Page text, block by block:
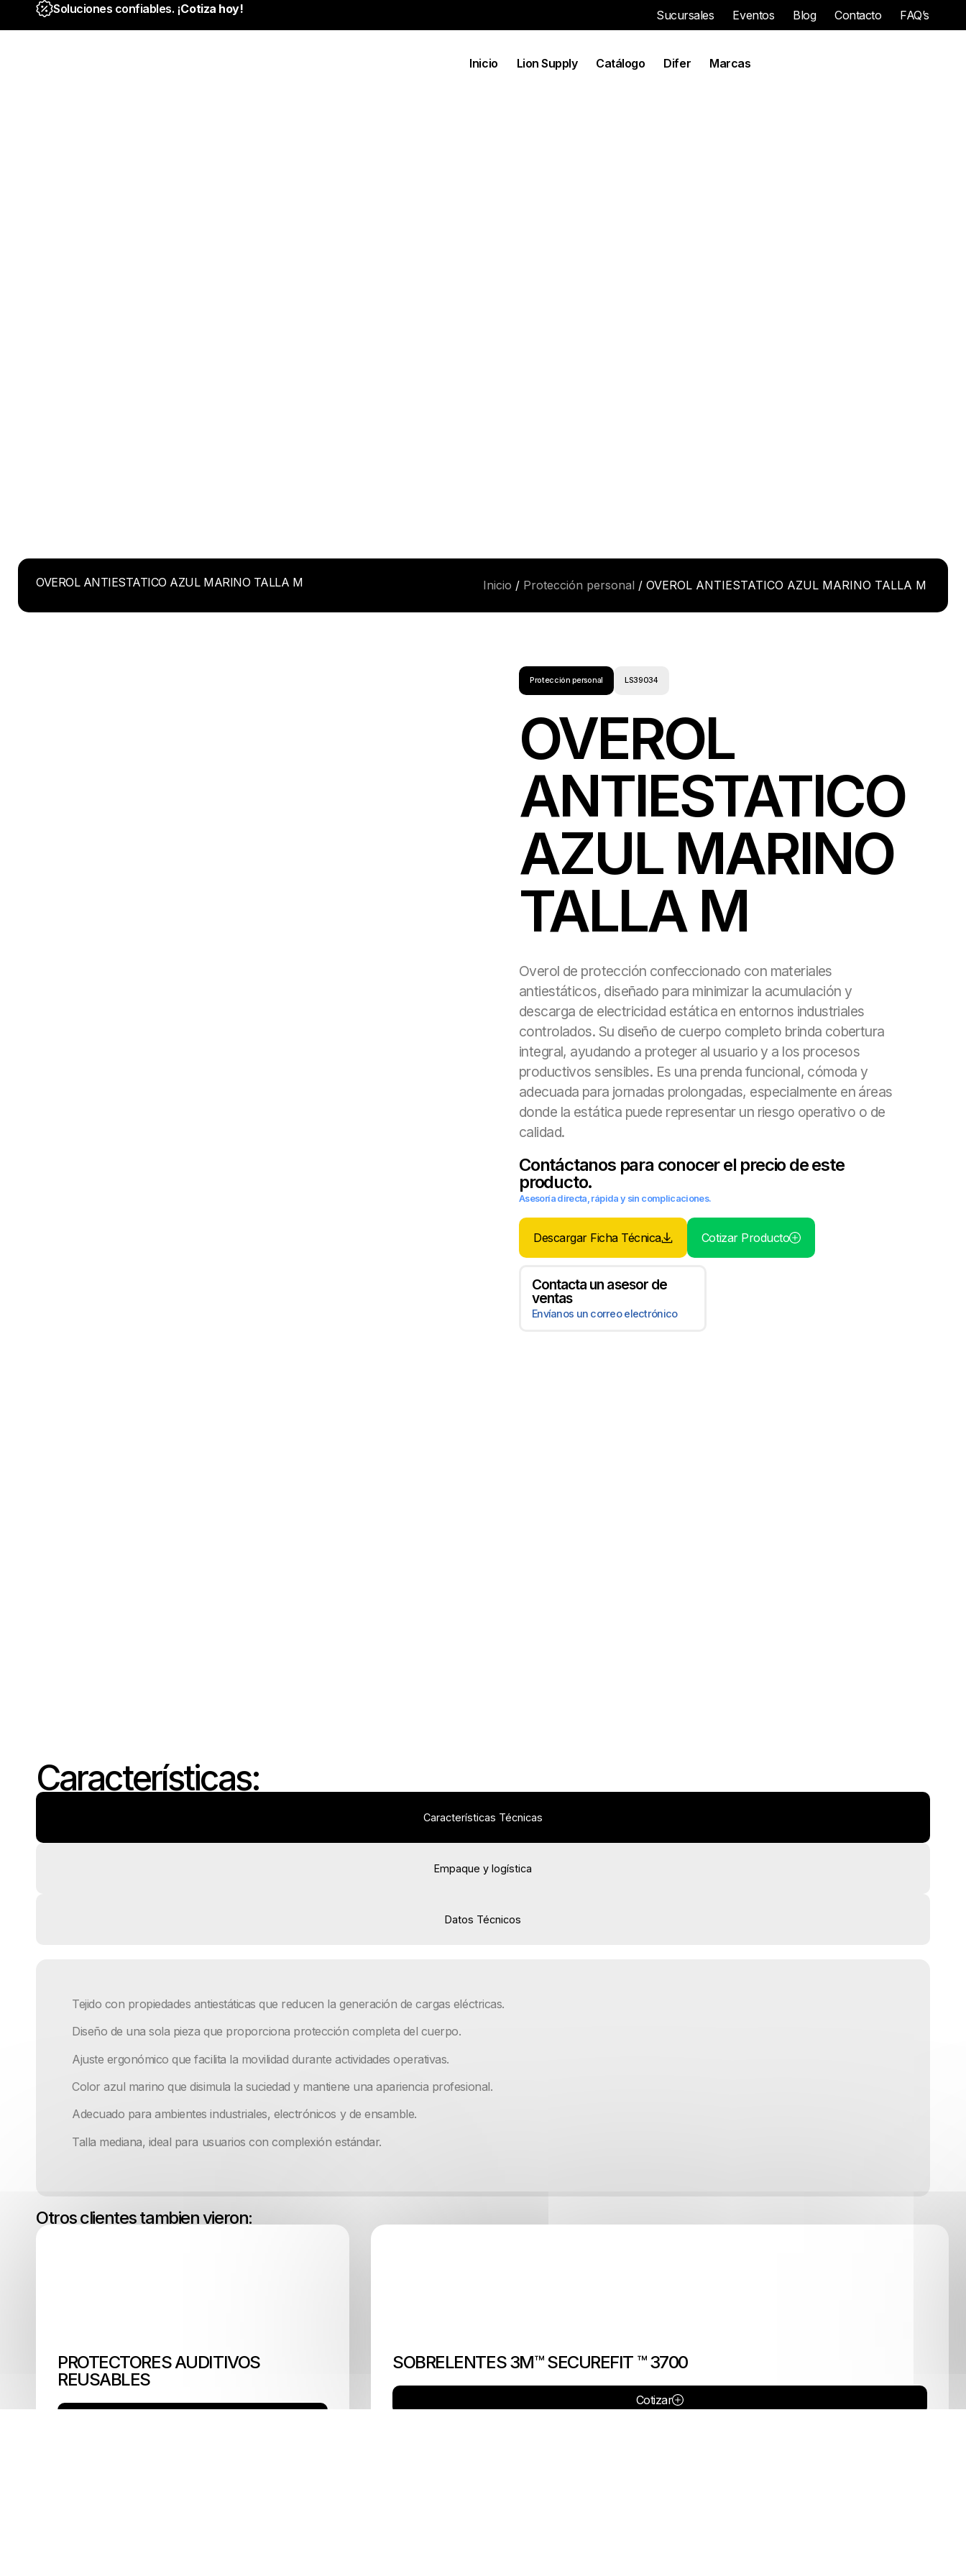
Soluciones confiables. ¡Cotiza hoy! Sucursales Eventos Blog Contacto FAQ’s
Inicio Lion Supply Catálogo Difer Marcas
OVEROL ANTIESTATICO AZUL MARINO TALLA M Inicio / Protección personal / OVEROL ANTIESTATICO AZUL MARINO TALLA M
Protección personal LS39034
OVEROL
ANTIESTATICO
AZUL MARINO
TALLA M
Overol de protección confeccionado con materiales
antiestáticos, diseñado para minimizar la acumulación y
descarga de electricidad estática en entornos industriales
controlados. Su diseño de cuerpo completo brinda cobertura
integral, ayudando a proteger al usuario y a los procesos
productivos sensibles. Es una prenda funcional, cómoda y
adecuada para jornadas prolongadas, especialmente en áreas
donde la estática puede representar un riesgo operativo o de
calidad.
Contáctanos para conocer el precio de este
producto.
Asesoría directa, rápida y sin complicaciones.
Descargar Ficha Técnica Cotizar Producto
Contacta un asesor de
ventas
Envíanos un correo electrónico
Características:
Características Técnicas
Empaque y logística
Datos Técnicos
Tejido con propiedades antiestáticas que reducen la generación de cargas eléctricas.
Diseño de una sola pieza que proporciona protección completa del cuerpo.
Ajuste ergonómico que facilita la movilidad durante actividades operativas.
Color azul marino que disimula la suciedad y mantiene una apariencia profesional.
Adecuado para ambientes industriales, electrónicos y de ensamble.
Talla mediana, ideal para usuarios con complexión estándar.
Otros clientes tambien vieron:
PROTECTORES AUDITIVOS
REUSABLES
SOBRELENTES 3M™ SECUREFIT ™ 3700
Cotizar